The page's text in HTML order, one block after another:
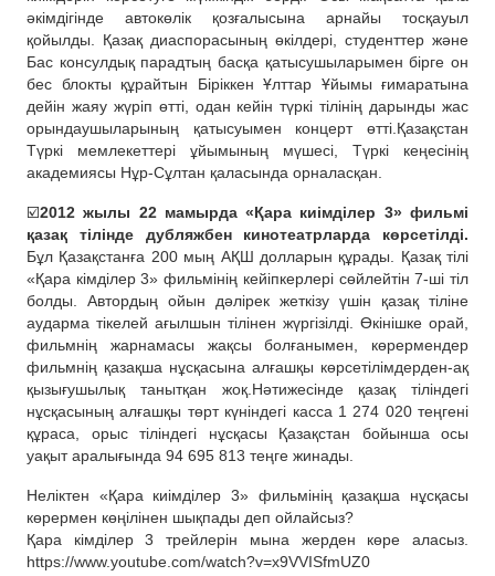
әкімдігінде автокөлік қозғалысына арнайы тосқауыл
қойылды. Қазақ диаспорасының өкілдері, студенттер және
Бас консулдық парадтың басқа қатысушыларымен бірге он
бес блокты құрайтын Біріккен Ұлттар Ұйымы ғимаратына
дейін жаяу жүріп өтті, одан кейін түркі тілінің дарынды жас
орындаушыларының қатысуымен концерт өтті.Қазақстан
Түркі мемлекеттері ұйымының мүшесі, Түркі кеңесінің
академиясы Нұр-Сұлтан қаласында орналасқан.
☑️2012 жылы 22 мамырда «Қара киімділер 3» фильмі
қазақ тілінде дубляжбен кинотеатрларда көрсетілді.
Бұл Қазақстанға 200 мың АҚШ долларын құрады. Қазақ тілі
«Қара кімділер 3» фильмінің кейіпкерлері сөйлейтін 7-ші тіл
болды. Автордың ойын дәлірек жеткізу үшін қазақ тіліне
аударма тікелей ағылшын тілінен жүргізілді. Өкінішке орай,
фильмнің жарнамасы жақсы болғанымен, көрермендер
фильмнің қазақша нұсқасына алғашқы көрсетілімдерден-ақ
қызығушылық танытқан жоқ.Нәтижесінде қазақ тіліндегі
нұсқасының алғашқы төрт күніндегі касса 1 274 020 теңгені
құраса, орыс тіліндегі нұсқасы Қазақстан бойынша осы
уақыт аралығында 94 695 813 теңге жинады.
Неліктен «Қара киімділер 3» фильмінің қазақша нұсқасы
көрермен көңілінен шықпады деп ойлайсыз?
Қара кімділер 3 трейлерін мына жерден көре аласыз.
https://www.youtube.com/watch?v=x9VVISfmUZ0